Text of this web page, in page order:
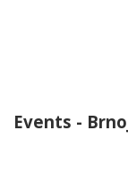
Events -